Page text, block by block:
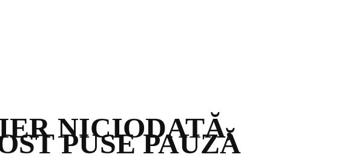
NICIODATĂ,
PUSE PAUZĂ